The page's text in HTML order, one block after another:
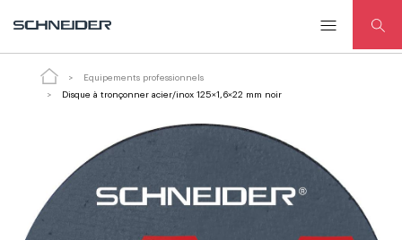
Equipements professionnels
Disque à tronçonner acier/inox 125×1,6×22 mm noir
Disque à tronçonner acier/inox
125×1,6×22 mm noir